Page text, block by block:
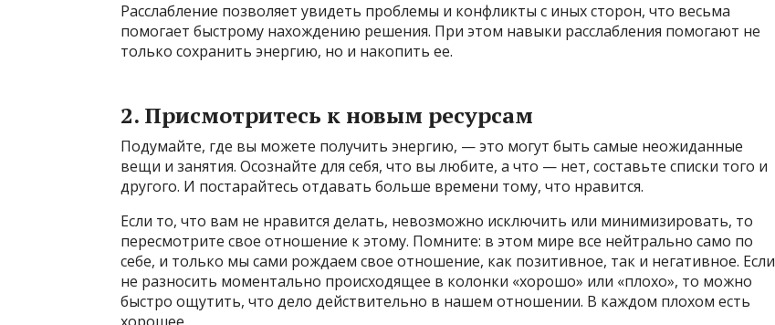
Расслабление позволяет увидеть проблемы и конфликты с иных сторон, что весьма
помогает быстрому нахождению решения. При этом навыки расслабления помогают не
только сохранить энергию, но и накопить ее.
2. Присмотритесь к новым ресурсам
Подумайте, где вы можете получить энергию, — это могут быть самые неожиданные
вещи и занятия. Осознайте для себя, что вы любите, а что — нет, составьте списки того и
другого. И постарайтесь отдавать больше времени тому, что нравится.
Если то, что вам не нравится делать, невозможно исключить или минимизировать, то
пересмотрите свое отношение к этому. Помните: в этом мире все нейтрально само по
себе, и только мы сами рождаем свое отношение, как позитивное, так и негативное. Если
не разносить моментально происходящее в колонки «хорошо» или «плохо», то можно
быстро ощутить, что дело действительно в нашем отношении. В каждом плохом есть